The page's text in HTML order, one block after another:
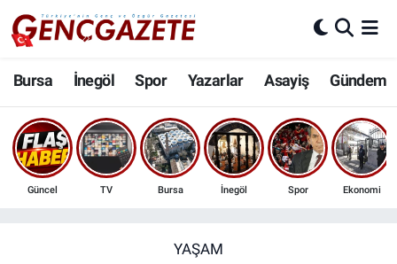
Bursa İnegöl Spor Yazarlar Asayiş Gündem
Güncel TV Bursa İnegöl Spor Ekonomi
YAŞAM
Bursa
İnegöl
3.SAYFA
Nöbetçi Eczaneler
Hava Durumu
Trafik Durumu